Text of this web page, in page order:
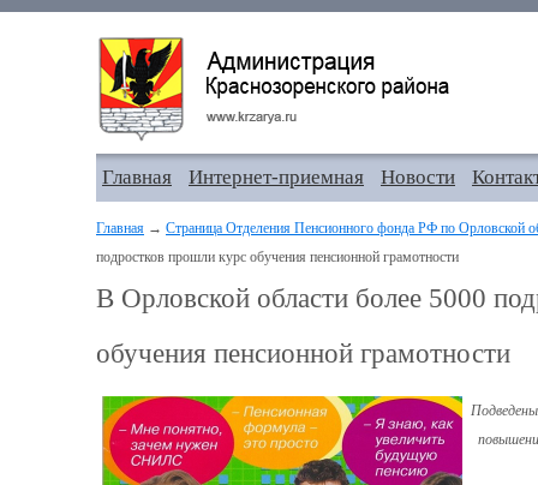
Главная Интернет-приемная Новости
Главная → Страница Отделения Пенсионного фонда РФ по Орловской
подростков прошли курс обучения пенсионной грамотности
В Орловской области более 5000
обучения пенсионной грамотности